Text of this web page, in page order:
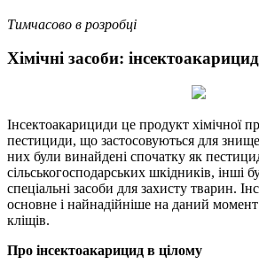
Тимчасово в розробці
Хімічні засоби:
Інсектоакарициди це продукт хімічної
пестициди, що застосовуються для
них були винайдені спочатку як
сільськогосподарських шкідників, інші
спеціальні засоби для захисту тварин.
основне і найнадійніше на даний момент
кліщів.
Про інсектоакарицид в цілому